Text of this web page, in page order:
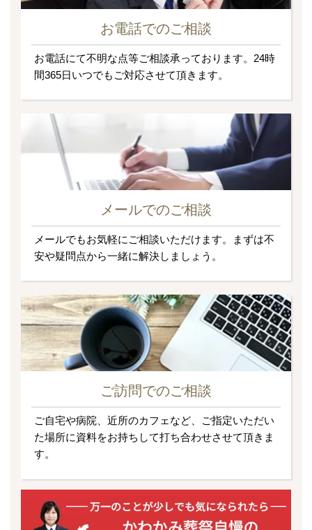
お電話でのご相談
お電話にて不明な点等ご相談承っております。24時
間365日いつでもご対応させて頂きます。
メールでのご相談
メールでもお気軽にご相談いただけます。まずは不
安や疑問点から一緒に解決しましょう。
ご訪問でのご相談
ご自宅や病院、近所のカフェなど、ご指定いただい
た場所に資料をお持ちして打ち合わせさせて頂きま
す。